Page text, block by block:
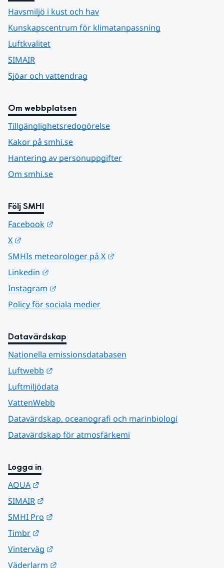
Havsmiljö i kust och hav
Kunskapscentrum för klimatanpassning
Luftkvalitet
SIMAIR
Sjöar och vattendrag
Om webbplatsen
Tillgänglighetsredogörelse
Kakor på smhi.se
Hantering av personuppgifter
Om smhi.se
Följ SMHI
Facebook
X
SMHIs meteorologer på X
Linkedin
Instagram
Policy för sociala medier
Datavärdskap
Nationella emissionsdatabasen
Luftwebb
Luftmiljödata
VattenWebb
Datavärdskap, oceanografi och marinbiologi
Datavärdskap för atmosfärkemi
Logga in
AQUA
SIMAIR
SMHI Pro
Timbr
Vinterväg
Väderlarm